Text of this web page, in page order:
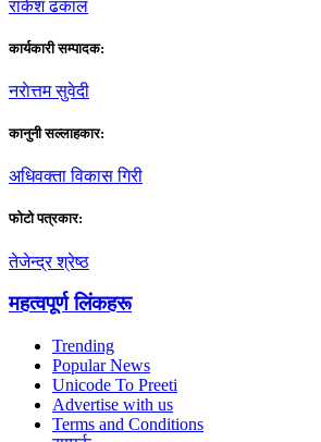
राकेश ढकाल
कार्यकारी सम्पादक:
नराेत्तम सुवेदी
कानुनी सल्लाहकार:
अधिवक्ता विकास गिरी
फाेटाे पत्रकार:
तेजेन्द्र श्रेष्ठ
महत्वपूर्ण लिंकहरू
Trending
Popular News
Unicode To Preeti
Advertise with us
Terms and Conditions